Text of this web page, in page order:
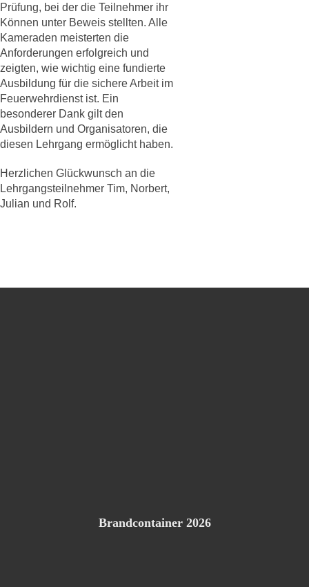
Prüfung, bei der die Teilnehmer ihr
Können unter Beweis stellten. Alle
Kameraden meisterten die
Anforderungen erfolgreich und
zeigten, wie wichtig eine fundierte
Ausbildung für die sichere Arbeit im
Feuerwehrdienst ist. Ein
besonderer Dank gilt den
Ausbildern und Organisatoren, die
diesen Lehrgang ermöglicht haben.
Herzlichen Glückwunsch an die
Lehrgangsteilnehmer Tim, Norbert,
Julian und Rolf.
Brandcontainer 2026